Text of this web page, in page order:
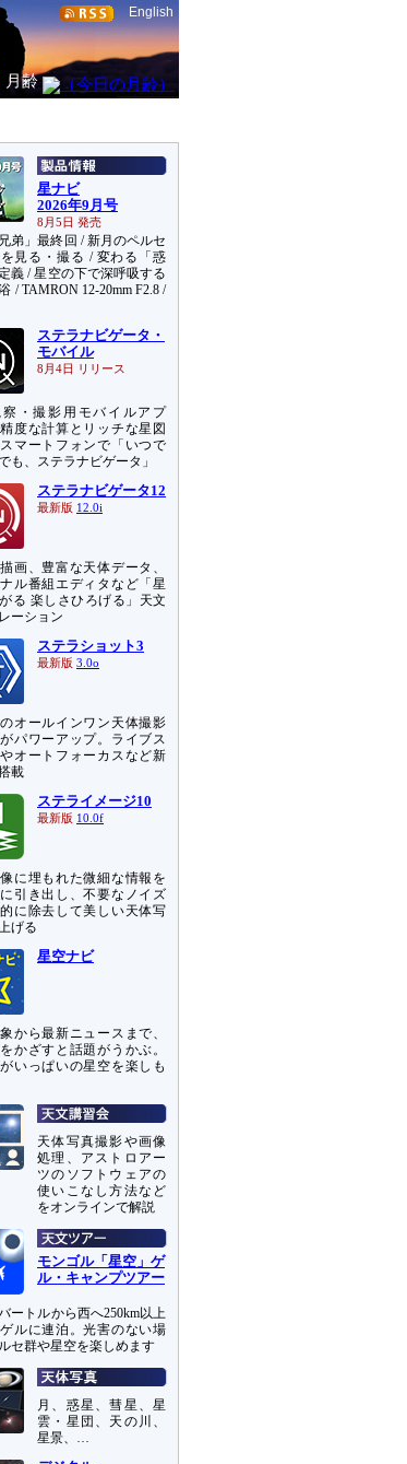
English
月齢
星ナビ
2026年9月号
8月5日 発売
兄弟」最終回 / 新月のペルセ
見る・撮る / 変わる「惑
義 / 星空の下で深呼吸する
/ TAMRON 12-20mm F2.8 /
ステラナビゲータ・
モバイル
8月4日 リリース
察・撮影用モバイルアプ
度な計算とリッチな星図
マートフォンで「いつで
も、ステラナビゲータ」
ステラナビゲータ12
最新版 12.0i
画、豊富な天体データ、
ル番組エディタなど「星
る 楽しさひろげる」天文
ーション
ステラショット3
最新版 3.0o
オールインワン天体撮影
パワーアップ。ライブス
オートフォーカスなど新
載
ステライメージ10
最新版 10.0f
に埋もれた微細な情報を
引き出し、不要なノイズ
に除去して美しい天体写
げる
星空ナビ
から最新ニュースまで、
かざすと話題がうかぶ。
いっぱいの星空を楽しも
天体写真撮影や画像
処理、アストロアー
ツのソフトウェアの
使いこなし方法など
をオンラインで解説
モンゴル「星空」ゲ
ル・キャンプツアー
ートルから西へ250km以上
ルに連泊。光害のない場
セ群や星空を楽しめます
月、惑星、彗星、星
雲・星団、天の川、
星景、…